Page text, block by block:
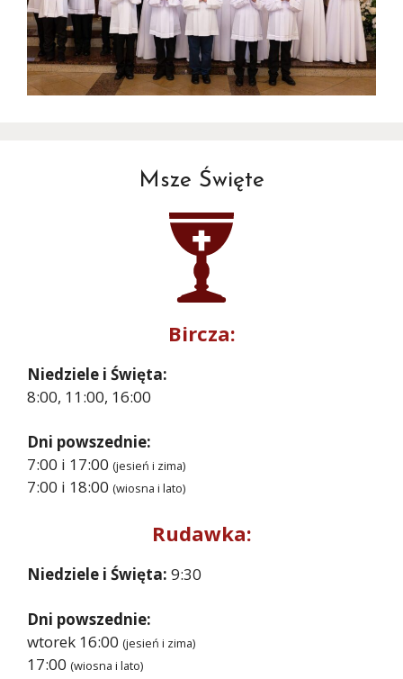
Msze Święte
Bircza:
Niedziele i Święta:
8:00, 11:00, 16:00
Dni powszednie:
7:00 i 17:00 (jesień i zima)
7:00 i 18:00 (wiosna i lato)
Rudawka:
Niedziele i Święta: 9:30
Dni powszednie:
wtorek 16:00 (jesień i zima)
17:00 (wiosna i lato)